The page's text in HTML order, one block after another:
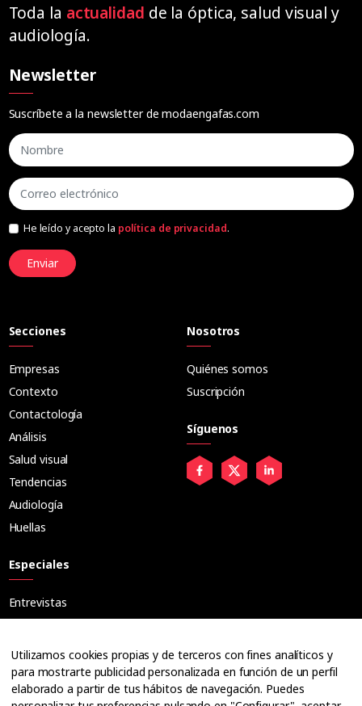
Toda la actualidad de la óptica, salud visual y
audiología.
Newsletter
Suscríbete a la newsletter de modaengafas.com
He leído y acepto la política de privacidad.
Enviar
Secciones
Empresas
Contexto
Contactología
Análisis
Salud visual
Tendencias
Audiología
Huellas
Especiales
Entrevistas
Ópticos
Cuadernos
Guías
Nosotros
Quiénes somos
Suscripción
Síguenos
Utilizamos cookies propias y de terceros con fines analíticos y
para mostrarte publicidad personalizada en función de un perfil
elaborado a partir de tus hábitos de navegación. Puedes